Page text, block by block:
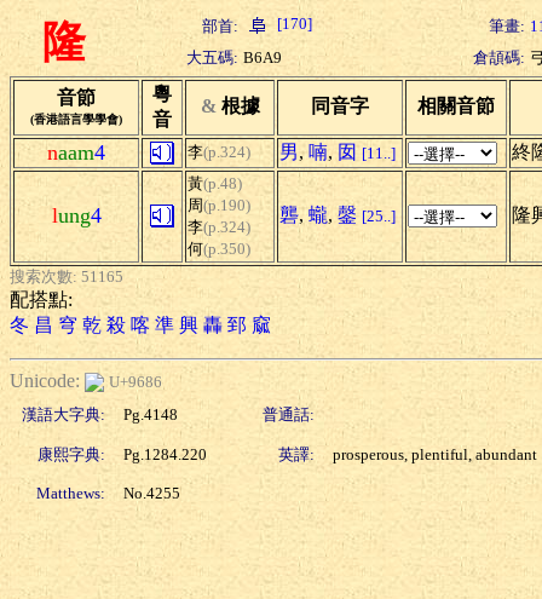
隆 部首: [170] 筆畫:
大五碼: B6A9 倉頡碼:
音節
(香港語言學學會)
粵
音
& 根據 同音字 相關音節
naam4 李(p.324) 男, 喃, 囡 [11..] 終
lung4
黃(p.48)
周(p.190)
李(p.324)
何(p.350)
礱, 蠬, 鏧 [25..] 隆
搜索次數: 51165
配搭點:
冬 昌 穹 乾 殺 喀 準 興 轟 郅 窳
Unicode:
U+9686
漢語大字典:
Pg.4148 普通話:
康熙字典: Pg.1284.220 英譯: prosperous, plentiful, abundant
Matthews: No.4255